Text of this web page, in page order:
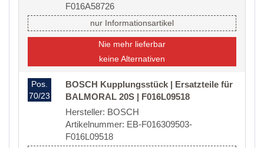
F016A58726
nur Informationsartikel
Nie mehr lieferbar
keine Alternativen
Pos.
70/23
BOSCH Kupplungsstück | Ersatzteile für
BALMORAL 20S | F016L09518
Hersteller: BOSCH
Artikelnummer: EB-F016309503-
F016L09518